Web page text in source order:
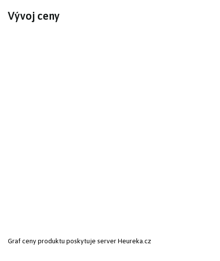
Vývoj ceny
Graf ceny produktu poskytuje server Heureka.cz